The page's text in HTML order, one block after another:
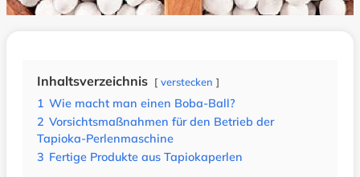
Inhaltsverzeichnis verstecken
1 Wie macht man einen Boba-Ball?
2 Vorsichtsmaßnahmen für den Betrieb der
Tapioka-Perlenmaschine
3 Fertige Produkte aus Tapiokaperlen